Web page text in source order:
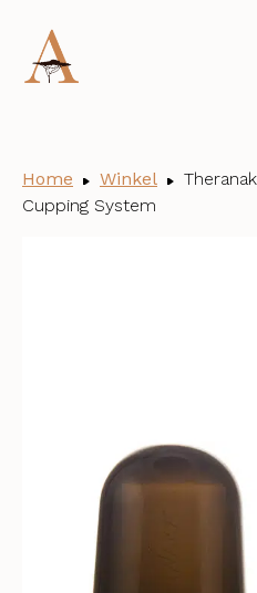
Home Winkel
Cupping System